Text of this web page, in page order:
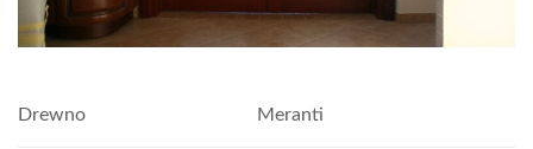
Drewno Meranti